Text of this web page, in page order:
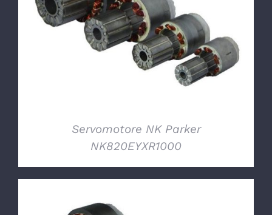
DETTAGLI
Servomotore NK Parker
NK820EYXR1000